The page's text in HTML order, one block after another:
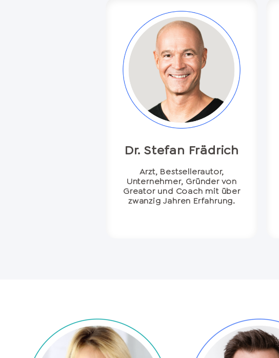
Dr. Stefan Frädrich
Arzt, Bestsellerautor,
Unternehmer, Gründer von
Greator und Coach mit über
zwanzig Jahren Erfahrung.